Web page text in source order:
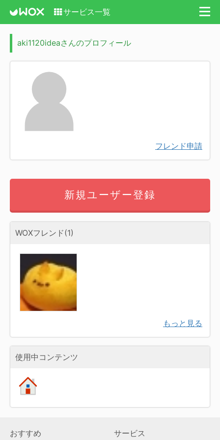
サービス一覧
aki1120ideaさんのプロフィール
フレンド申請
新規ユーザー登録
WOXフレンド(1)
もっと見る
使用中コンテンツ
おすすめ サービス